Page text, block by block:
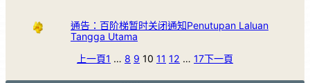
通告：百阶梯暂时关闭通知Penutupan Laluan
Tangga Utama
上一頁1 … 8 9 10 11 12 … 17下一頁